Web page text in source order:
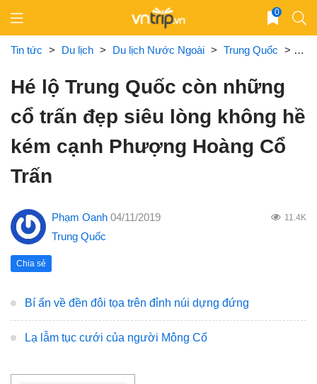
content
0
Tin tức > Du lịch > Du lịch Nước Ngoài > Trung Quốc > Hé
Hé lộ Trung Quốc còn những
cổ trấn đẹp siêu lòng không hề
kém cạnh Phượng Hoàng Cổ
Trấn
Phạm Oanh 04/11/2019 11.4K
Trung Quốc
Chia sẻ
Bí ẩn về đền đôi tọa trên đỉnh núi dựng đứng
Lạ lẫm tục cưới của người Mông Cổ